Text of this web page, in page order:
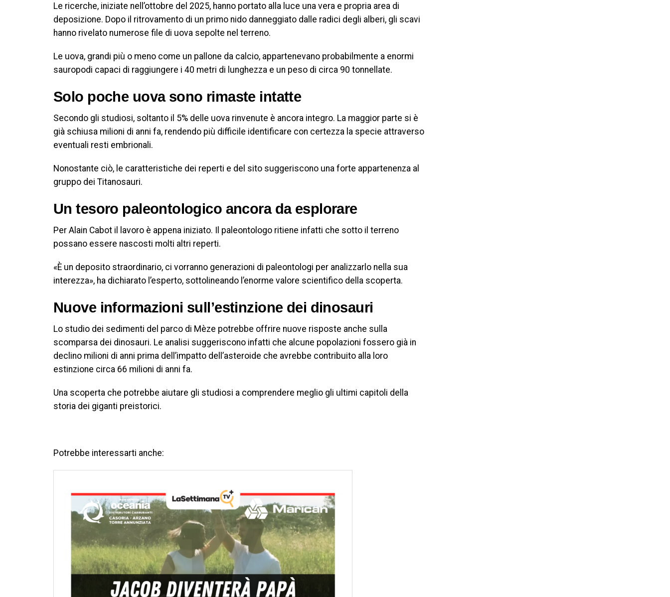
Le ricerche, iniziate nell’ottobre del 2025, hanno portato alla luce una vera e propria area di
deposizione. Dopo il ritrovamento di un primo nido danneggiato dalle radici degli alberi, gli scavi
hanno rivelato numerose file di uova sepolte nel terreno.
Le uova, grandi più o meno come un pallone da calcio, appartenevano probabilmente a enormi
sauropodi capaci di raggiungere i 40 metri di lunghezza e un peso di circa 90 tonnellate.
Solo poche uova sono rimaste intatte
Secondo gli studiosi, soltanto il 5% delle uova rinvenute è ancora integro. La maggior parte si è
già schiusa milioni di anni fa, rendendo più difficile identificare con certezza la specie attraverso
eventuali resti embrionali.
Nonostante ciò, le caratteristiche dei reperti e del sito suggeriscono una forte appartenenza al
gruppo dei Titanosauri.
Un tesoro paleontologico ancora da esplorare
Per Alain Cabot il lavoro è appena iniziato. Il paleontologo ritiene infatti che sotto il terreno
possano essere nascosti molti altri reperti.
«È un deposito straordinario, ci vorranno generazioni di paleontologi per analizzarlo nella sua
interezza», ha dichiarato l’esperto, sottolineando l’enorme valore scientifico della scoperta.
Nuove informazioni sull’estinzione dei dinosauri
Lo studio dei sedimenti del parco di Mèze potrebbe offrire nuove risposte anche sulla
scomparsa dei dinosauri. Le analisi suggeriscono infatti che alcune popolazioni fossero già in
declino milioni di anni prima dell’impatto dell’asteroide che avrebbe contribuito alla loro
estinzione circa 66 milioni di anni fa.
Una scoperta che potrebbe aiutare gli studiosi a comprendere meglio gli ultimi capitoli della
storia dei giganti preistorici.
Potrebbe interessarti anche: